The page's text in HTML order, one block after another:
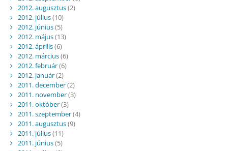
2012. augusztus(2)
2012. július(10)
2012. június(5)
2012. május(13)
2012. április(6)
2012. március(6)
2012. február(6)
2012. január(2)
2011. december(2)
2011. november(3)
2011. október(3)
2011. szeptember(4)
2011. augusztus(9)
2011. július(11)
2011. június(5)